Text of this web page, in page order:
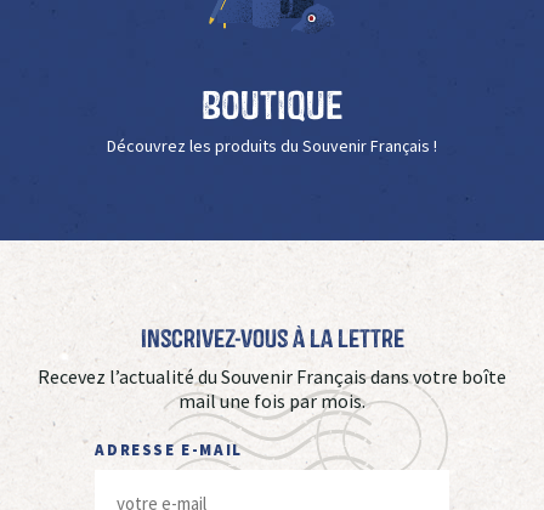
Boutique
Découvrez les produits du Souvenir Français !
Inscrivez-vous à La Lettre
Recevez l’actualité du Souvenir Français dans votre boîte
mail une fois par mois.
ADRESSE E-MAIL